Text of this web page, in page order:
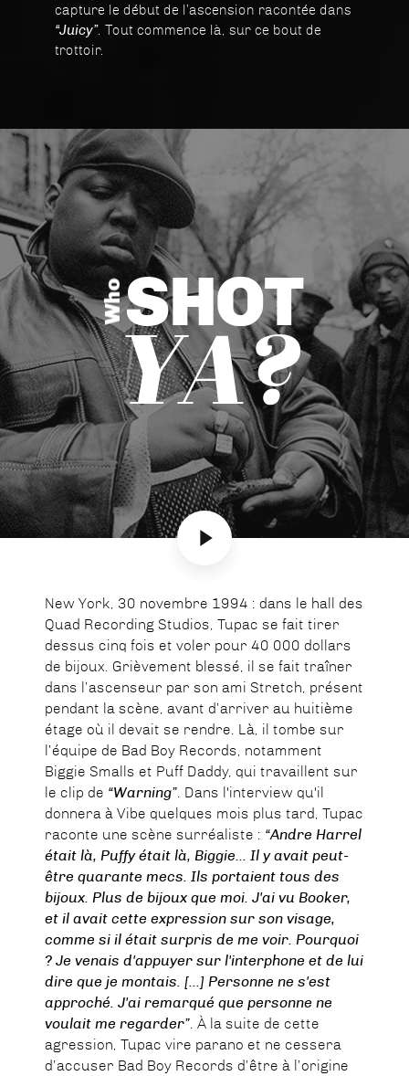
capture le début de l’ascension racontée dans
“Juicy”. Tout commence là, sur ce bout de
trottoir.
WhoSHOT
YA?
New York, 30 novembre 1994 : dans le hall des
Quad Recording Studios, Tupac se fait tirer
dessus cinq fois et voler pour 40 000 dollars
de bijoux. Grièvement blessé, il se fait traîner
dans l’ascenseur par son ami Stretch, présent
pendant la scène, avant d’arriver au huitième
étage où il devait se rendre. Là, il tombe sur
l’équipe de Bad Boy Records, notamment
Biggie Smalls et Puff Daddy, qui travaillent sur
le clip de “Warning”. Dans l'interview qu'il
donnera à Vibe quelques mois plus tard, Tupac
raconte une scène surréaliste : “Andre Harrel
était là, Puffy était là, Biggie... Il y avait peut-
être quarante mecs. Ils portaient tous des
bijoux. Plus de bijoux que moi. J'ai vu Booker,
et il avait cette expression sur son visage,
comme si il était surpris de me voir. Pourquoi
? Je venais d'appuyer sur l'interphone et de lui
dire que je montais. [...] Personne ne s'est
approché. J'ai remarqué que personne ne
voulait me regarder”. À la suite de cette
agression, Tupac vire parano et ne cessera
d’accuser Bad Boy Records d’être à l’origine